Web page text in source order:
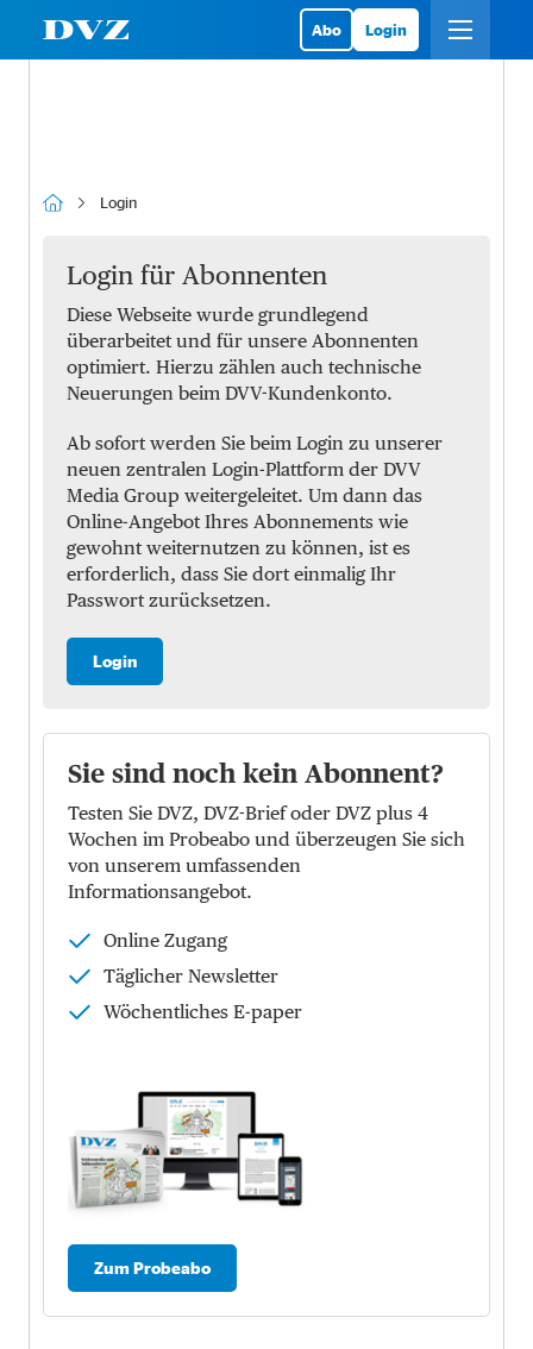
Abo Login
Login
Login für Abonnenten
Diese Webseite wurde grundlegend
überarbeitet und für unsere Abonnenten
optimiert. Hierzu zählen auch technische
Neuerungen beim DVV-Kundenkonto.
Ab sofort werden Sie beim Login zu unserer
neuen zentralen Login-Plattform der DVV
Media Group weitergeleitet. Um dann das
Online-Angebot Ihres Abonnements wie
gewohnt weiternutzen zu können, ist es
erforderlich, dass Sie dort einmalig Ihr
Passwort zurücksetzen.
Login
Sie sind noch kein Abonnent?
Testen Sie DVZ, DVZ-Brief oder DVZ plus 4
Wochen im Probeabo und überzeugen Sie sich
von unserem umfassenden
Informationsangebot.
Online Zugang
Täglicher Newsletter
Wöchentliches E-paper
Zum Probeabo